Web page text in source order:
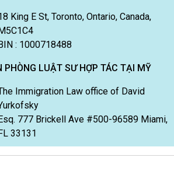
King E St, Toronto, Ontario, Canada,
M5C1C4
BIN : 1000718488
PHÒNG LUẬT SƯ HỢP TÁC TẠI MỸ
Immigration Law office of David
Esq. 777 Brickell Ave #500-96589 Miami,
FL 33131